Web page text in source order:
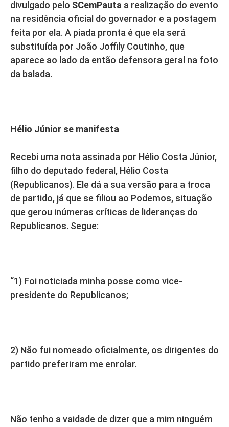
divulgado pelo SCemPauta a realização do evento
na residência oficial do governador e a postagem
feita por ela. A piada pronta é que ela será
substituída por João Joffily Coutinho, que
aparece ao lado da então defensora geral na foto
da balada.
Hélio Júnior se manifesta
Recebi uma nota assinada por Hélio Costa Júnior,
filho do deputado federal, Hélio Costa
(Republicanos). Ele dá a sua versão para a troca
de partido, já que se filiou ao Podemos, situação
que gerou inúmeras críticas de lideranças do
Republicanos. Segue:
“1) Foi noticiada minha posse como vice-
presidente do Republicanos;
2) Não fui nomeado oficialmente, os dirigentes do
partido preferiram me enrolar.
Não tenho a vaidade de dizer que a mim ninguém